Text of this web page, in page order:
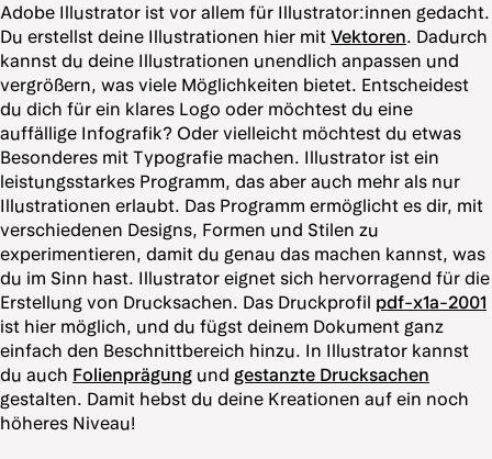
Adobe Illustrator ist vor allem für Illustrator:innen gedacht.
Du erstellst deine Illustrationen hier mit Vektoren. Dadurch
kannst du deine Illustrationen unendlich anpassen und
vergrößern, was viele Möglichkeiten bietet. Entscheidest
du dich für ein klares Logo oder möchtest du eine
auffällige Infografik? Oder vielleicht möchtest du etwas
Besonderes mit Typografie machen. Illustrator ist ein
leistungsstarkes Programm, das aber auch mehr als nur
Illustrationen erlaubt. Das Programm ermöglicht es dir, mit
verschiedenen Designs, Formen und Stilen zu
experimentieren, damit du genau das machen kannst, was
du im Sinn hast. Illustrator eignet sich hervorragend für die
Erstellung von Drucksachen. Das Druckprofil pdf-x1a-2001
ist hier möglich, und du fügst deinem Dokument ganz
einfach den Beschnittbereich hinzu. In Illustrator kannst
du auch Folienprägung und gestanzte Drucksachen
gestalten. Damit hebst du deine Kreationen auf ein noch
höheres Niveau!